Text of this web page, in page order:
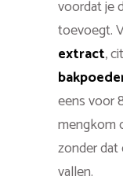
voordat je
toevoegt.
extract,
eens voor
mengkom
zonder
vallen.